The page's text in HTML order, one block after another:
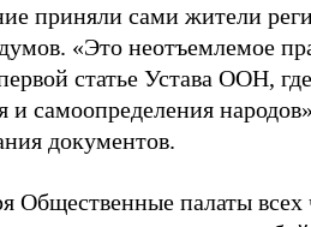
приняли сами жители
«Это неотъемлемое
статье Устава ООН,
и самоопределения
документов.
Общественные палаты всех